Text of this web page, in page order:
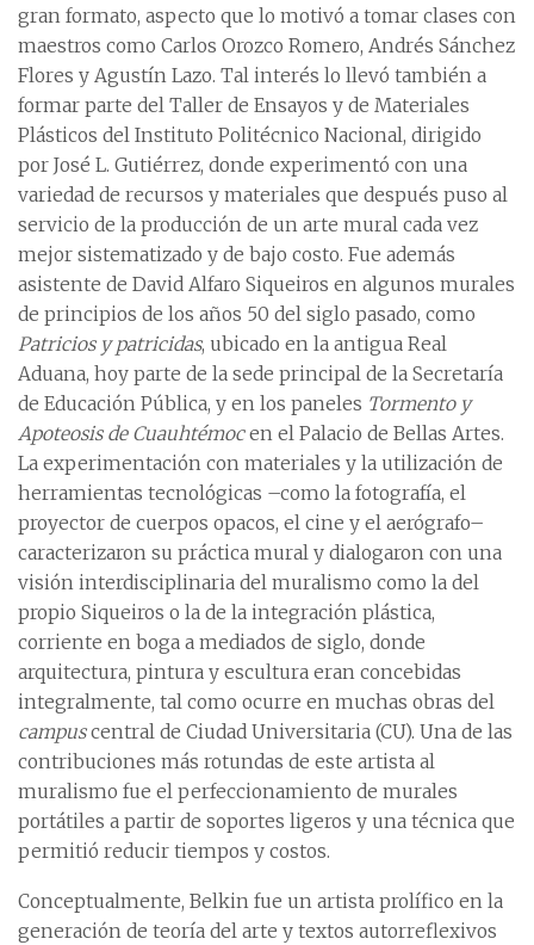
gran formato, aspecto que lo motivó a tomar clases con
maestros como Carlos Orozco Romero, Andrés Sánchez
Flores y Agustín Lazo. Tal interés lo llevó también a
formar parte del Taller de Ensayos y de Materiales
Plásticos del Instituto Politécnico Nacional, dirigido
por José L. Gutiérrez, donde experimentó con una
variedad de recursos y materiales que después puso al
servicio de la producción de un arte mural cada vez
mejor sistematizado y de bajo costo. Fue además
asistente de David Alfaro Siqueiros en algunos murales
de principios de los años 50 del siglo pasado, como
Patricios y patricidas, ubicado en la antigua Real
Aduana, hoy parte de la sede principal de la Secretaría
de Educación Pública, y en los paneles Tormento y
Apoteosis de Cuauhtémocen el Palacio de Bellas Artes.
La experimentación con materiales y la utilización de
herramientas tecnológicas –como la fotografía, el
proyector de cuerpos opacos, el cine y el aerógrafo–
caracterizaron su práctica mural y dialogaron con una
visión interdisciplinaria del muralismo como la del
propio Siqueiros o la de la integración plástica,
corriente en boga a mediados de siglo, donde
arquitectura, pintura y escultura eran concebidas
integralmente, tal como ocurre en muchas obras del
campuscentral de Ciudad Universitaria (CU). Una de las
contribuciones más rotundas de este artista al
muralismo fue el perfeccionamiento de murales
portátiles a partir de soportes ligeros y una técnica que
permitió reducir tiempos y costos.
Conceptualmente, Belkin fue un artista prolífico en la
generación de teoría del arte y textos autorreflexivos